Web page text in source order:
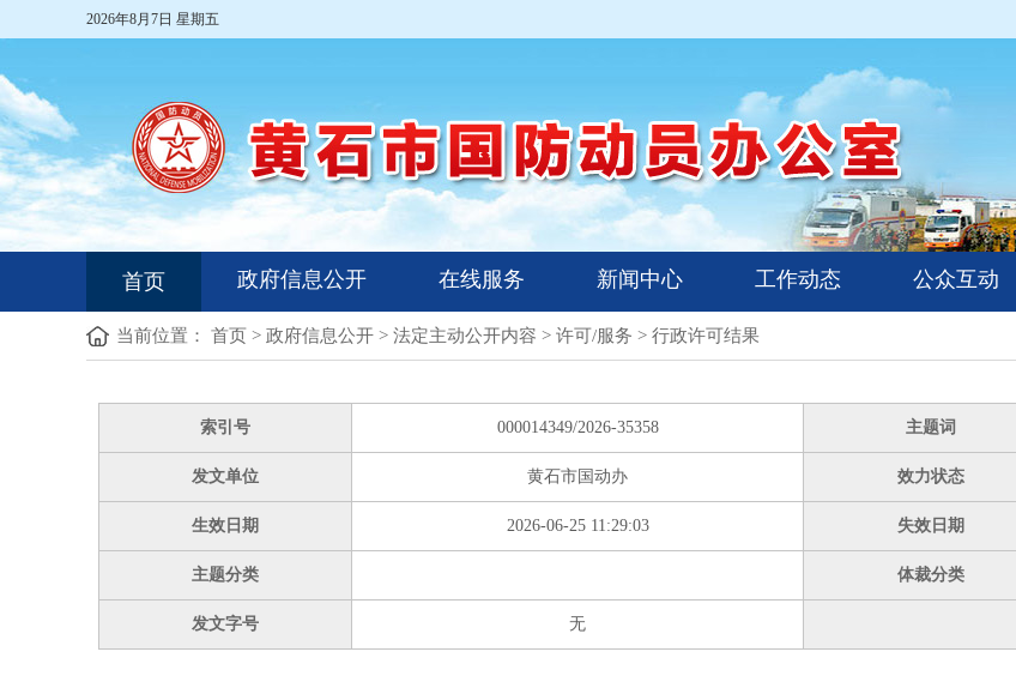
2026年8月7日 星期五
首页 政府信息公开 在线服务 新闻中心 工作动态 公众互动
当前位置： 首页 > 政府信息公开 > 法定主动公开内容 > 许可/服务 > 行政许可结果
索引号 000014349/2026-35358 主题词
发文单位 黄石市国动办 效力状态
生效日期 2026-06-25 11:29:03 失效日期
主题分类 体裁分类
发文字号 无